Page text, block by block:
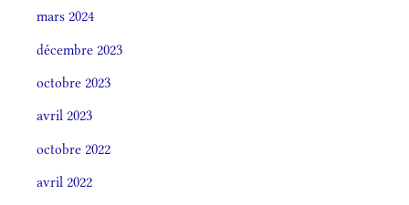
mars 2024
décembre 2023
octobre 2023
avril 2023
octobre 2022
avril 2022